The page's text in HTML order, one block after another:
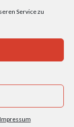
Service zu